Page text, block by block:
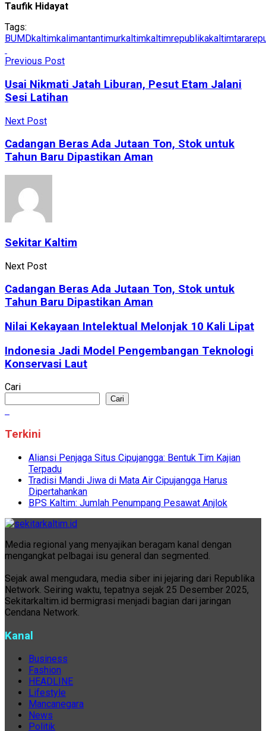
Taufik Hidayat
Tags:
BUMDkaltimkalimantantimurkaltimkaltimrepublika
Previous Post
Usai Nikmati Jatah Liburan, Pesut Etam Jalani
Sesi Latihan
Next Post
Cadangan Beras Ada Jutaan Ton, Stok untuk
Tahun Baru Dipastikan Aman
Sekitar Kaltim
Next Post
Cadangan Beras Ada Jutaan Ton, Stok untuk
Tahun Baru Dipastikan Aman
Nilai Kekayaan Intelektual Melonjak 10 Kali Lipat
Indonesia Jadi Model Pengembangan Teknologi
Konservasi Laut
Cari
Cari
Terkini
Aliansi Penjaga Situs Cipujangga: Bentuk Tim Kajian
Terpadu
Tradisi Mandi Jiwa di Mata Air Cipujangga Harus
Dipertahankan
BPS Kaltim: Jumlah Penumpang Pesawat Anjlok
Media regional yang menyajikan beragam kanal dengan
mengangkat pelbagai isu general dan segmented.
Sejak awal mengudara, media siber ini jejaring dari Republika
Network. Seiring waktu, tepatnya sejak 25 Desember 2025,
Sekitarkaltim.id bermigrasi menjadi bagian dari jaringan
Cendana Network.
Kanal
Business
Fashion
HEADLINE
Lifestyle
Mancanegara
News
Politik